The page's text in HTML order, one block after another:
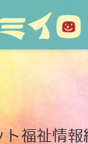
福祉情報